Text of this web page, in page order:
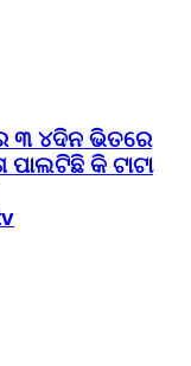
୩ ୪ଦିନ ଭିତରେ
କି ଟାଟା